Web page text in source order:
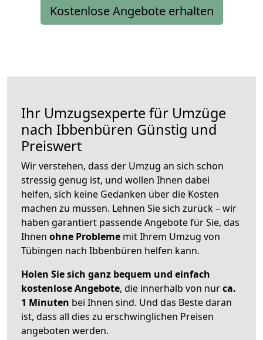
Kostenlose Angebote erhalten
Ihr Umzugsexperte für Umzüge
nach Ibbenbüren Günstig und
Preiswert
Wir verstehen, dass der Umzug an sich schon
stressig genug ist, und wollen Ihnen dabei
helfen, sich keine Gedanken über die Kosten
machen zu müssen. Lehnen Sie sich zurück – wir
haben garantiert passende Angebote für Sie, das
Ihnen ohne Probleme mit Ihrem Umzug von
Tübingen nach Ibbenbüren helfen kann.
Holen Sie sich ganz bequem und einfach
kostenlose Angebote, die innerhalb von nurca.
1 Minuten bei Ihnen sind. Und das Beste daran
ist, dass all dies zu erschwinglichen Preisen
angeboten werden.